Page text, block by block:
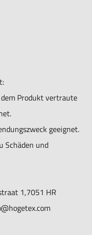
Produkt vertraute
geeignet.
Schäden und
1,7051 HR